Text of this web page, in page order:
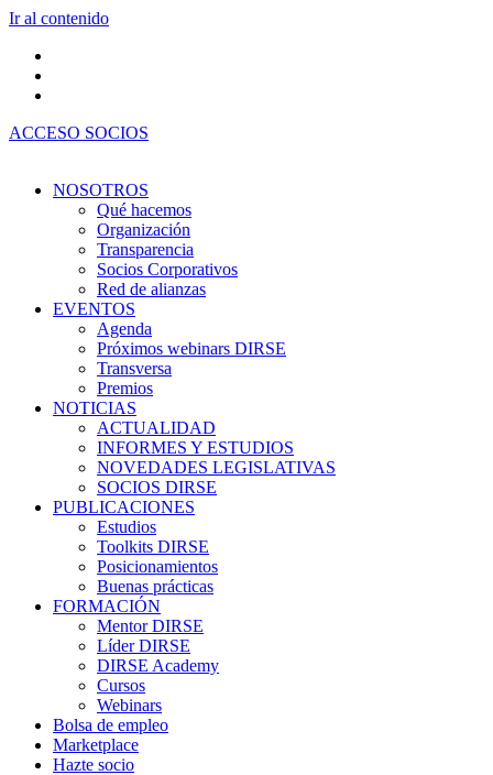
Ir al contenido
ACCESO SOCIOS
NOSOTROS
Qué hacemos
Organización
Transparencia
Socios Corporativos
Red de alianzas
EVENTOS
Agenda
Próximos webinars DIRSE
Transversa
Premios
NOTICIAS
ACTUALIDAD
INFORMES Y ESTUDIOS
NOVEDADES LEGISLATIVAS
SOCIOS DIRSE
PUBLICACIONES
Estudios
Toolkits DIRSE
Posicionamientos
Buenas prácticas
FORMACIÓN
Mentor DIRSE
Líder DIRSE
DIRSE Academy
Cursos
Webinars
Bolsa de empleo
Marketplace
Hazte socio